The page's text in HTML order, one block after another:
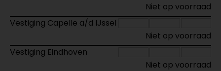
Niet op voorraad
Vestiging Capelle a/d IJssel
Niet op voorraad
Vestiging Eindhoven
Niet op voorraad